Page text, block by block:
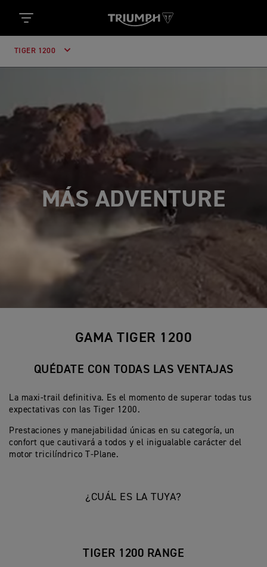
TIGER 1200
AVANZADAS
GAMA TIGER 1200
QUÉDATE CON TODAS LAS VENTAJAS
La maxi-trail definitiva. Es el momento de superar todas tus
expectativas con las Tiger 1200.
Prestaciones y manejabilidad únicas en su categoría, un
confort que cautivará a todos y el inigualable carácter del
motor tricilíndrico T-Plane.
¿CUÁL ES LA TUYA?
TIGER 1200 RANGE